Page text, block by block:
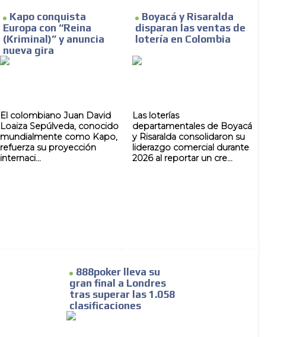
Kapo conquista
Europa con “Reina
(Kriminal)” y anuncia
nueva gira
El colombiano Juan David
Loaiza Sepúlveda, conocido
mundialmente como Kapo,
refuerza su proyección
internaci...
Boyacá y Risaralda
disparan las ventas de
lotería en Colombia
Las loterías
departamentales de Boyacá
y Risaralda consolidaron su
liderazgo comercial durante
2026 al reportar un cre...
888poker lleva su
gran final a Londres
tras superar las 1.058
clasificaciones